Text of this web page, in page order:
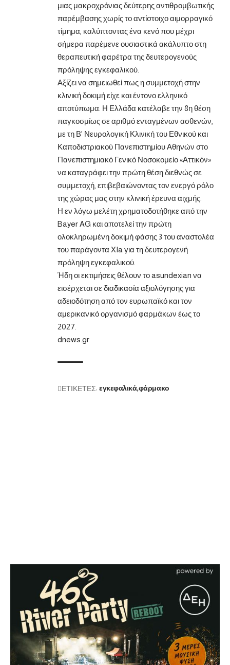
μιας μακροχρόνιας δεύτερης αντιθρομβωτικής
παρέμβασης χωρίς το αντίστοιχο αιμορραγικό
τίμημα, καλύπτοντας ένα κενό που μέχρι
σήμερα παρέμενε ουσιαστικά ακάλυπτο στη
θεραπευτική φαρέτρα της δευτερογενούς
πρόληψης εγκεφαλικού.
Αξίζει να σημειωθεί πως η συμμετοχή στην
κλινική δοκιμή είχε και έντονο ελληνικό
αποτύπωμα. Η Ελλάδα κατέλαβε την 8η θέση
παγκοσμίως σε αριθμό ενταγμένων ασθενών,
με τη Β’ Νευρολογική Κλινική του Εθνικού και
Καποδιστριακού Πανεπιστημίου Αθηνών στο
Πανεπιστημιακό Γενικό Νοσοκομείο «Αττικόν»
να καταγράφει την πρώτη θέση διεθνώς σε
συμμετοχή, επιβεβαιώνοντας τον ενεργό ρόλο
της χώρας μας στην κλινική έρευνα αιχμής.
Η εν λόγω μελέτη χρηματοδοτήθηκε από την
Bayer AG και αποτελεί την πρώτη
ολοκληρωμένη δοκιμή φάσης 3 του αναστολέα
του παράγοντα XIa για τη δευτερογενή
πρόληψη εγκεφαλικού.
Ήδη οι εκτιμήσεις θέλουν το asundexian να
εισέρχεται σε διαδικασία αξιολόγησης για
αδειοδότηση από τον ευρωπαϊκό και τον
αμερικανικό οργανισμό φαρμάκων έως το
2027.
dnews.gr
ΕΤΙΚΕΤΕΣ: εγκεφαλικά φάρμακο